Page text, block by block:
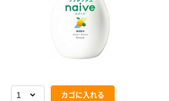
カゴに入れる